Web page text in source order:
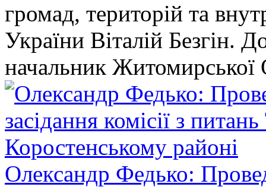
громад, територій та
України Віталій Безгін.
начальник
Олександр Федько: